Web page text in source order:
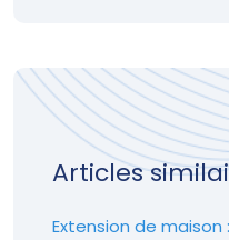
Articles
Extension de